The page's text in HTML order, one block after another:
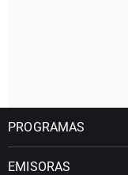
PROGRAMAS
EMISORAS